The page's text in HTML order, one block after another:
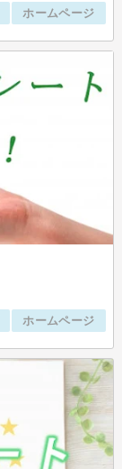
ホームページ
ホームページ